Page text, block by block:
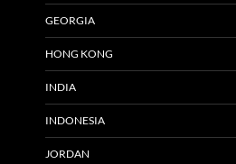
GEORGIA
HONG KONG
INDIA
INDONESIA
JORDAN